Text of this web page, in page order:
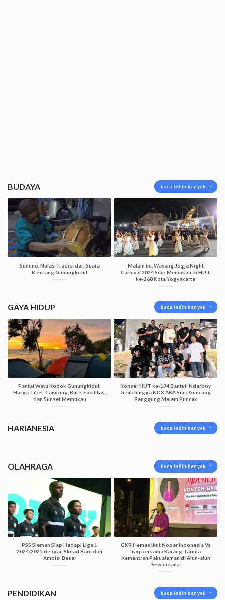
BUDAYA baca lebih banyak
Sumino, Nafas Tradisi dari Suara
Kendang Gunungkidul
Malam ini, Wayang Jogja Night
Carnival 2024 Siap Memukau di HUT
ke-268 Kota Yogyakarta
GAYA HIDUP baca lebih banyak
Pantai Watu Kodok Gunungkidul:
Harga Tiket, Camping, Rute, Fasilitas,
dan Sunset Memukau
Konser HUT ke-194 Bantul: Ndarboy
Genk hingga NDX AKA Siap Guncang
Panggung Malam Puncak
HARIANESIA baca lebih banyak
OLAHRAGA baca lebih banyak
PSS Sleman Siap Hadapi Liga 1
2024/2025 dengan Skuad Baru dan
Ambisi Besar
GKR Hemas Ikut Nobar Indonesia Vs
Iraq bersama Karang Taruna
Kemantren Pakualaman di Alun-alun
Sewandana
PENDIDIKAN baca lebih banyak